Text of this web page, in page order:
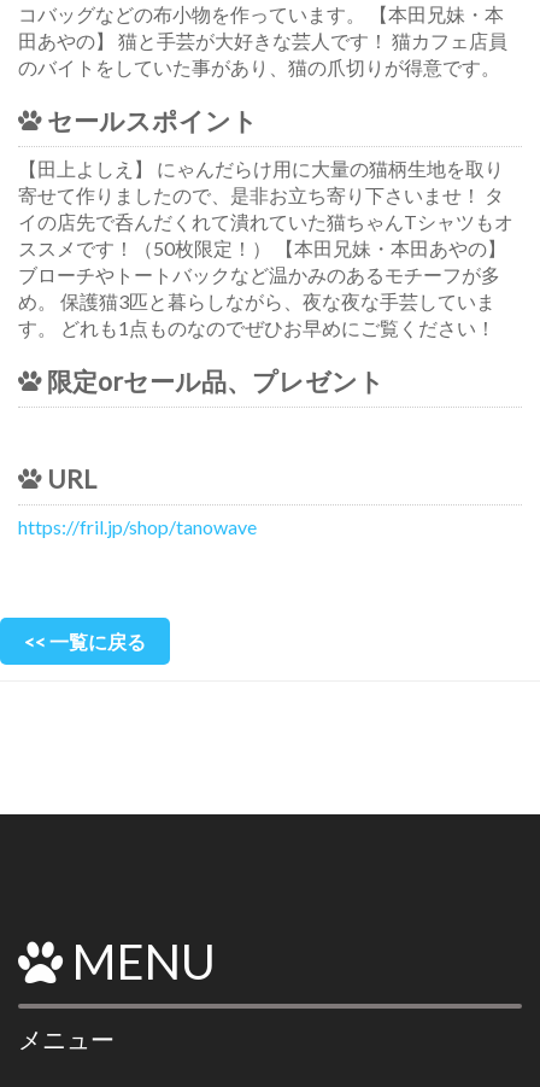
コバッグなどの布小物を作っています。 【本田兄妹・本
田あやの】 猫と手芸が大好きな芸人です！ 猫カフェ店員
のバイトをしていた事があり、猫の爪切りが得意です。
セールスポイント
【田上よしえ】 にゃんだらけ用に大量の猫柄生地を取り
寄せて作りましたので、是非お立ち寄り下さいませ！ タ
イの店先で呑んだくれて潰れていた猫ちゃんTシャツもオ
ススメです！（50枚限定！） 【本田兄妹・本田あやの】
ブローチやトートバックなど温かみのあるモチーフが多
め。 保護猫3匹と暮らしながら、夜な夜な手芸していま
す。 どれも1点ものなのでぜひお早めにご覧ください！
限定orセール品、プレゼント
URL
https://fril.jp/shop/tanowave
<< 一覧に戻る
MENU
メニュー